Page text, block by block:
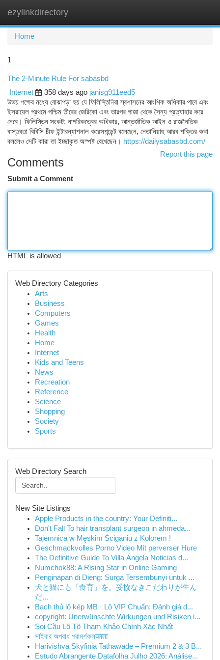
ezylinkdirectory
Home
1
The 2-Minute Rule For sabasbd
Internet
358 days ago janisg911eed5
উভয় পক্ষের মধ্যে বোঝাপড়া হয় যে ফিলিস্তিনিরা স্বশাসনের আংশিক অধিকার পাবে এবং
ইসরায়েল প্রথমে পশ্চিম তীরের জেরিকো এবং তারপর গাজা থেকে সৈন্য প্রত্যাহার করে
নেবে। ফিলিস্তিন সংকট: নাগরিকত্বের অধিকার, আন্তর্জাতিক আইন ও রাজনৈতিক
বাস্তবতা বিবিসি চীফ ইন্টারন্যাশনাল করেসপন্ডেন্ট বলেছেন, নেতানিয়াহু আরব শক্তির কথা
বললেও সেটি কারা তা ইচ্ছাকৃত অস্পষ্ট রেখেছেন। https://dailysabasbd.com/
Report this page
Comments
Submit a Comment
HTML is allowed
Web Directory Categories
Arts
Business
Computers
Games
Health
Home
Internet
Kids and Teens
News
Recreation
Reference
Science
Shopping
Society
Sports
Web Directory Search
New Site Listings
Apple Products in the country: Your Definiti...
Don't Fall To hair transplant surgeon in ahmeda...
Tajemnica w Męskim Ściganiu z Kolorem !
Geschmackvolles Porno Video Mit perverser Hure
The Definitive Guide To Villa Ángela Noticias d...
Numchok88: A Rising Star in Online Gaming
Penginapan di Dieng: Surga Tersembunyi untuk ...
犬と猫にも「食育」を。妥協なきこだわりが生ん
だ...
Bạch thủ lô kép MB · Lô VIP Chuẩn: Đánh giá d...
copyright: Unerwünschte Wirkungen und Risiken i...
Soi Cầu Lô Tô Tham Khảo Chính Xác Nhất
সাইবার অপরাধ পরামর্শকলकाता
Harivishva Skyfinia Tathawade – Premium 2 & 3 B...
Estudo Abrangente Datafolha Julho 2026: Análise...